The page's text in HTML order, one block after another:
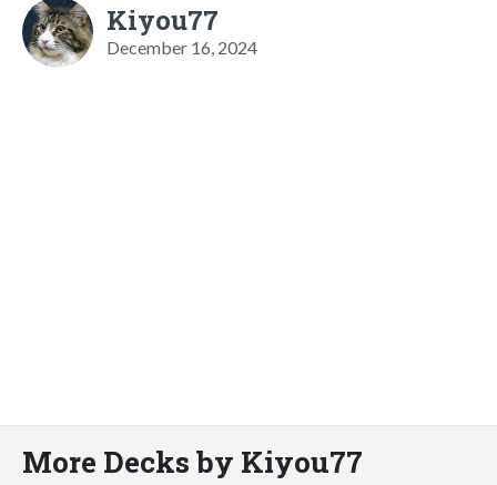
Kiyou77
December 16, 2024
More Decks by Kiyou77